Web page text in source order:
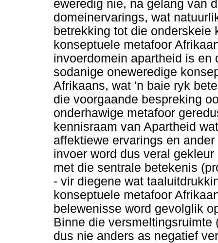
eweredig nie, na gelang van
domeinervarings, wat
betrekking tot die onderskeie
konseptuele metafoor
invoerdomein apartheid is
sodanige oneweredige
Afrikaans, wat 'n baie ryk
die voorgaande bespreking
onderhawige metafoor
kennisraam van Apartheid
affektiewe ervarings en
invoer word dus veral
met die sentrale betekenis
- vir diegene wat
konseptuele metafoor
belewenisse word gevolglik
Binne die
dus nie anders as negatief